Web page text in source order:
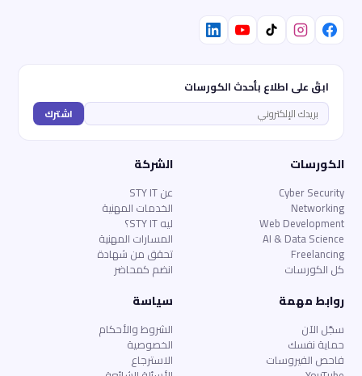
ابقَ على اطلاع بأحدث الكورسات
اشترك
الكورسات
Cyber Security
Networking
Web Development
AI & Data Science
Freelancing
كل الكورسات
الشركة
عن STY IT
الخدمات المهنية
ليه STY IT؟
المسارات المهنية
تحقق من شهادة
انضم كمحاضر
روابط مهمة
سجّل الآن
حماية نفسك
فاحص الفيروسات
سياسة
الشروط والأحكام
الخصوصية
الاسترجاع